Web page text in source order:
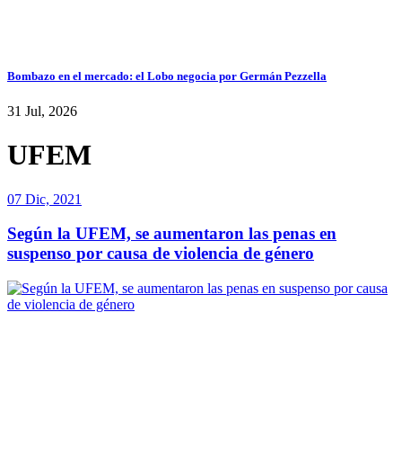
Bombazo en el mercado: el Lobo negocia por Germán Pezzella
31 Jul, 2026
UFEM
07 Dic, 2021
Según la UFEM, se aumentaron las penas en
suspenso por causa de violencia de género